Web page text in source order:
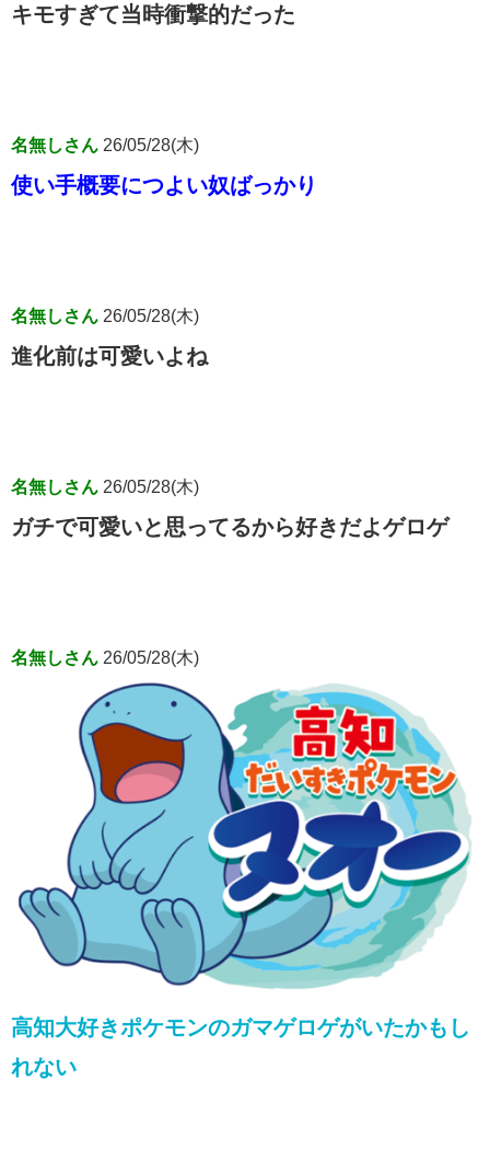
キモすぎて当時衝撃的だった
名無しさん 26/05/28(木)
使い手概要につよい奴ばっかり
名無しさん 26/05/28(木)
進化前は可愛いよね
名無しさん 26/05/28(木)
ガチで可愛いと思ってるから好きだよゲロゲ
名無しさん 26/05/28(木)
高知大好きポケモンのガマゲロゲがいたかもし
れない